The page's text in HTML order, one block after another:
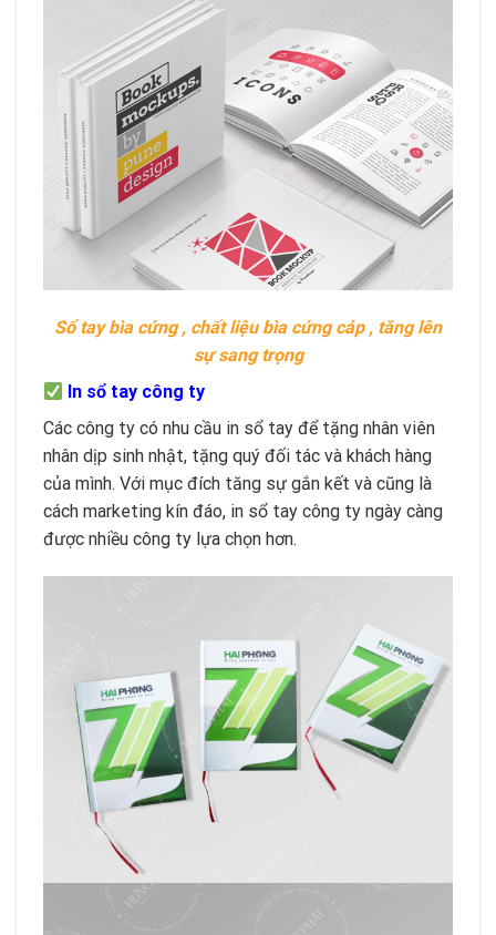
Sổ tay bìa cứng , chất liệu bìa cứng cáp , tăng lên
sự sang trọng
In sổ tay công ty
Các công ty có nhu cầu in sổ tay để tặng nhân viên
nhân dịp sinh nhật, tặng quý đối tác và khách hàng
của mình. Với mục đích tăng sự gắn kết và cũng là
cách marketing kín đáo, in sổ tay công ty ngày càng
được nhiều công ty lựa chọn hơn.